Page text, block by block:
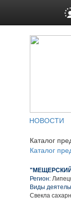
НОВОСТИ
Каталог
Каталог
Регион:
Виды
Свекла